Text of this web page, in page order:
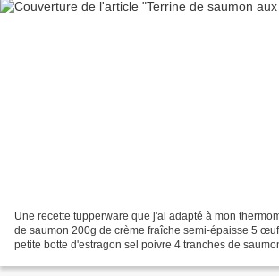
Une recette tupperware que j'ai adapté à mon
de saumon 200g de crème fraîche semi-épaisse 5
petite botte d'estragon sel poivre 4 tranches de